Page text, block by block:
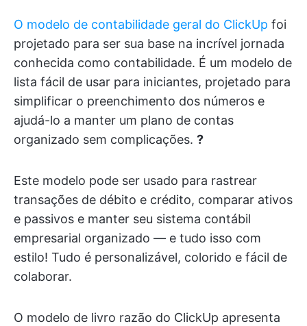
O modelo de contabilidade geral do ClickUp foi
projetado para ser sua base na incrível jornada
conhecida como contabilidade. É um modelo de
lista fácil de usar para iniciantes, projetado para
simplificar o preenchimento dos números e
ajudá-lo a manter um plano de contas
organizado sem complicações. ?️
Este modelo pode ser usado para rastrear
transações de débito e crédito, comparar ativos
e passivos e manter seu sistema contábil
empresarial organizado — e tudo isso com
estilo! Tudo é personalizável, colorido e fácil de
colaborar.
O modelo de livro razão do ClickUp apresenta